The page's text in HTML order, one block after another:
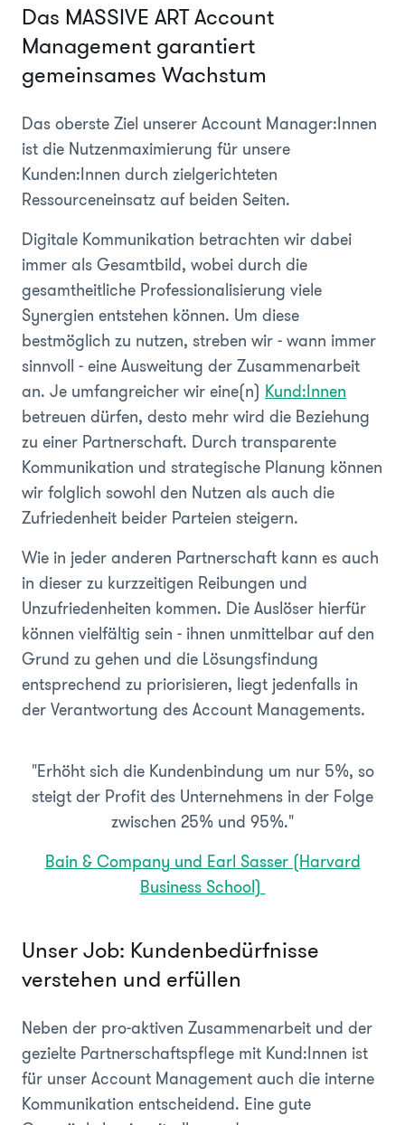
Das MASSIVE ART Account
Management garantiert
gemeinsames Wachstum
Das oberste Ziel unserer Account Manager:Innen
ist die Nutzenmaximierung für unsere
Kunden:Innen durch zielgerichteten
Ressourceneinsatz auf beiden Seiten.
Digitale Kommunikation betrachten wir dabei
immer als Gesamtbild, wobei durch die
gesamtheitliche Professionalisierung viele
Synergien entstehen können. Um diese
bestmöglich zu nutzen, streben wir - wann immer
sinnvoll - eine Ausweitung der Zusammenarbeit
an. Je umfangreicher wir eine(n) Kund:Innen
betreuen dürfen, desto mehr wird die Beziehung
zu einer Partnerschaft. Durch transparente
Kommunikation und strategische Planung können
wir folglich sowohl den Nutzen als auch die
Zufriedenheit beider Parteien steigern.
Wie in jeder anderen Partnerschaft kann es auch
in dieser zu kurzzeitigen Reibungen und
Unzufriedenheiten kommen. Die Auslöser hierfür
können vielfältig sein - ihnen unmittelbar auf den
Grund zu gehen und die Lösungsfindung
entsprechend zu priorisieren, liegt jedenfalls in
der Verantwortung des Account Managements.
"Erhöht sich die Kundenbindung um nur 5%, so
steigt der Profit des Unternehmens in der Folge
zwischen 25% und 95%."
Bain & Company und Earl Sasser (Harvard
Business School)
Unser Job: Kundenbedürfnisse
verstehen und erfüllen
Neben der pro-aktiven Zusammenarbeit und der
gezielte Partnerschaftspflege mit Kund:Innen ist
für unser Account Management auch die interne
Kommunikation entscheidend. Eine gute